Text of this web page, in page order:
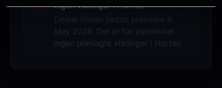
Ingen visninger i Horten
May 2026. Det er for øyeblikket
ingen planlagte visninger i Horten